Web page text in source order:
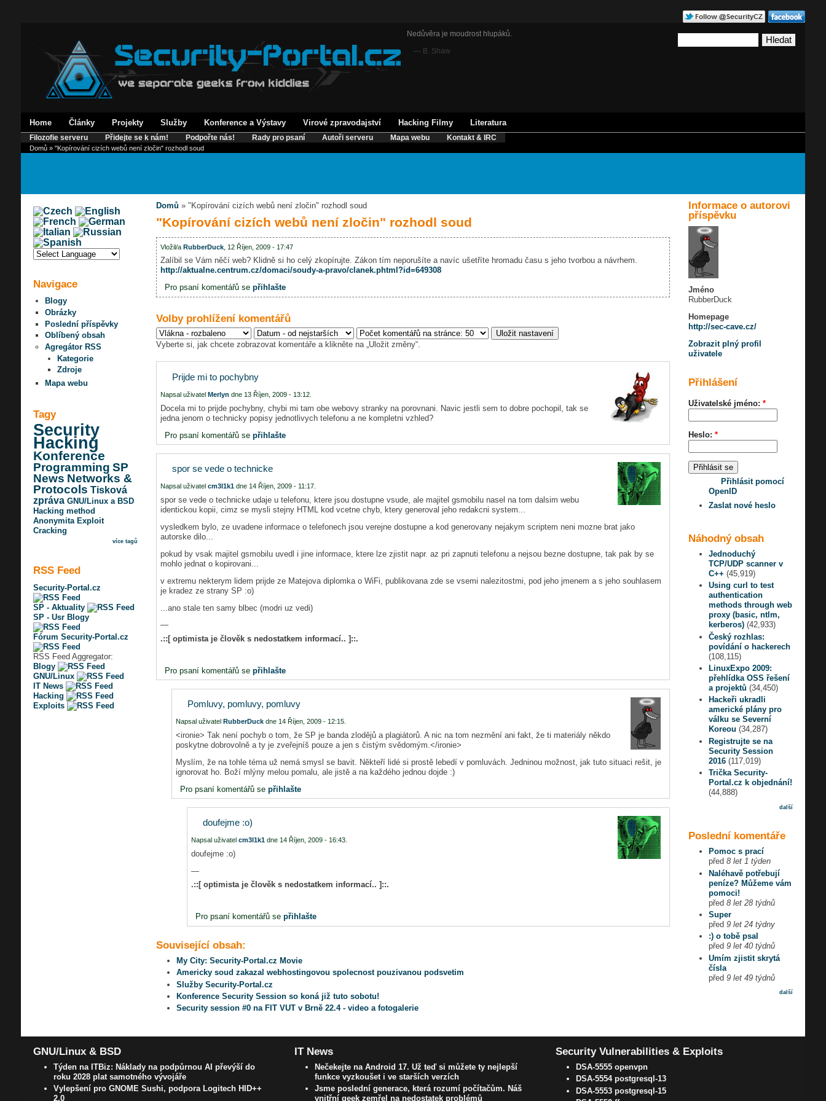
Nedůvěra je moudrost hlupáků.
— B. Shaw
Home Články Projekty Služby Konference a Výstavy Virové zpravodajství Hacking Filmy Literatura
Filozofie serveru Přidejte se k nám! Podpořte nás! Rady pro psaní Autoři serveru Mapa webu Kontakt & IRC
Domů» "Kopírování cizích webů není zločin" rozhodl soud
Navigace
Blogy
Obrázky
Poslední příspěvky
Oblíbený obsah
Agregátor RSS
Kategorie
Zdroje
Mapa webu
Tagy
Security
Hacking
Konference
Programming SP
News Networks &
Protocols Tisková
zpráva GNU/Linux a BSD
Hacking method
Anonymita Exploit
Cracking
více tagů
RSS Feed
Security-Portal.cz
SP - Aktuality
SP - Usr Blogy
Fórum Security-Portal.cz
RSS Feed Aggregator:
Blogy
GNU/Linux
IT News
Hacking
Exploits
Domů » "Kopírování cizích webů není zločin" rozhodl soud
"Kopírování cizích webů není zločin" rozhodl soud
Vložil/aRubberDuck , 12 Říjen, 2009 - 17:47
Zalíbil se Vám něčí web? Klidně si ho celý zkopírujte. Zákon tím neporušíte a navíc ušetříte hromadu času s jeho tvorbou a návrhem.
http://aktualne.centrum.cz/domaci/soudy-a-pravo/clanek.phtml?id=649308
Pro psaní komentářů se přihlašte
Volby prohlížení komentářů
Vyberte si, jak chcete zobrazovat komentáře a klikněte na „Uložit změny“.
Prijde mi to pochybny
Napsal uživatelMerlyn dne 13 Říjen, 2009 - 13:12.
Docela mi to prijde pochybny, chybi mi tam obe webovy stranky na porovnani. Navic jestli sem to dobre pochopil, tak se
jedna jenom o technicky popisy jednotlivych telefonu a ne kompletni vzhled?
Pro psaní komentářů se přihlašte
spor se vede o technicke
Napsal uživatelcm3l1k1 dne 14 Říjen, 2009 - 11:17.
spor se vede o technicke udaje u telefonu, ktere jsou dostupne vsude, ale majitel gsmobilu nasel na tom dalsim webu
identickou kopii, cimz se mysli stejny HTML kod vcetne chyb, ktery generoval jeho redakcni system...
vysledkem bylo, ze uvadene informace o telefonech jsou verejne dostupne a kod generovany nejakym scriptem neni mozne brat jako
autorske dilo...
pokud by vsak majitel gsmobilu uvedl i jine informace, ktere lze zjistit napr. az pri zapnuti telefonu a nejsou bezne dostupne, tak pak by se
mohlo jednat o kopirovani...
v extremu nekterym lidem prijde ze Matejova diplomka o WiFi, publikovana zde se vsemi nalezitostmi, pod jeho jmenem a s jeho souhlasem
je kradez ze strany SP :o)
...ano stale ten samy blbec (modri uz vedi)
—
.::[ optimista je člověk s nedostatkem informací.. ]::.
Pro psaní komentářů se přihlašte
Pomluvy, pomluvy, pomluvy
Napsal uživatelRubberDuck dne 14 Říjen, 2009 - 12:15.
<ironie> Tak není pochyb o tom, že SP je banda zlodějů a plagiátorů. A nic na tom nezmění ani fakt, že ti materiály někdo
poskytne dobrovolně a ty je zveřejníš pouze a jen s čistým svědomým.</ironie>
Myslím, že na tohle téma už nemá smysl se bavit. Někteří lidé si prostě lebedí v pomluvách. Jedninou možnost, jak tuto situaci rešit, je
ignorovat ho. Boží mlýny melou pomalu, ale jistě a na každého jednou dojde :)
Pro psaní komentářů se přihlašte
doufejme :o)
Napsal uživatelcm3l1k1 dne 14 Říjen, 2009 - 16:43.
doufejme :o)
—
.::[ optimista je člověk s nedostatkem informací.. ]::.
Pro psaní komentářů se přihlašte
Související obsah:
My City: Security-Portal.cz Movie
Americky soud zakazal webhostingovou spolecnost pouzivanou podsvetim
Služby Security-Portal.cz
Konference Security Session so koná již tuto sobotu!
Security session #0 na FIT VUT v Brně 22.4 - video a fotogalerie
Informace o autorovi
příspěvku
Jméno
RubberDuck
Homepage
http://sec-cave.cz/
Zobrazit plný profil
uživatele
Přihlášení
Uživatelské jméno: *
Heslo: *
Přihlásit pomocí
OpenID
Zaslat nové heslo
Náhodný obsah
Jednoduchý
TCP/UDP scanner v
C++ (45,919)
Using curl to test
authentication
methods through web
proxy (basic, ntlm,
kerberos) (42,933)
Český rozhlas:
povídání o hackerech
(108,115)
LinuxExpo 2009:
přehlídka OSS řešení
a projektů (34,450)
Hackeři ukradli
americké plány pro
válku se Severní
Koreou (34,287)
Registrujte se na
Security Session
2016 (117,019)
Trička Security-
Portal.cz k objednání!
(44,888)
další
Poslední komentáře
Pomoc s prací
před 8 let 1 týden
Naléhavě potřebují
peníze? Můžeme vám
pomoci!
před 8 let 28 týdnů
Super
před 9 let 24 týdny
:) o tobě psal
před 9 let 40 týdnů
Umím zjistit skrytá
čísla
před 9 let 49 týdnů
další
GNU/Linux & BSD
Týden na ITBiz: Náklady na podpůrnou AI převýší do
roku 2028 plat samotného vývojáře
Vylepšení pro GNOME Sushi, podpora Logitech HID++
2.0
IT News
Nečekejte na Android 17. Už teď si můžete ty nejlepší
funkce vyzkoušet i ve starších verzích
Jsme poslední generace, která rozumí počítačům. Náš
vnitřní geek zemřel na nedostatek problémů
Security Vulnerabilities & Exploits
DSA-5555 openvpn
DSA-5554 postgresql-13
DSA-5553 postgresql-15